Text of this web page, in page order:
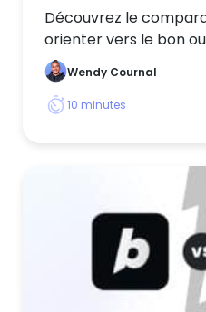
Découvrez le
orienter vers le bon
Wendy Cournal
10 minutes